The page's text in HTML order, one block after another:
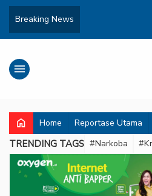
Breaking News
menu
home Home Reportase Utama
TRENDING TAGS #Narkoba